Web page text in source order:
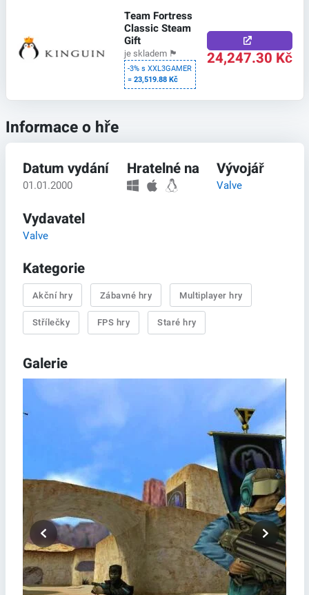
Team Fortress
Classic Steam
Gift
je skladem 🏴
-3% s XXL3GAMER
=23,519.88 Kč
24,247.30 Kč
Informace o hře
Datum vydání
01.01.2000
Hratelné na Vývojář
Valve
Vydavatel
Valve
Kategorie
Akční hry Zábavné hry Multiplayer hry
Střílečky FPS hry Staré hry
Galerie